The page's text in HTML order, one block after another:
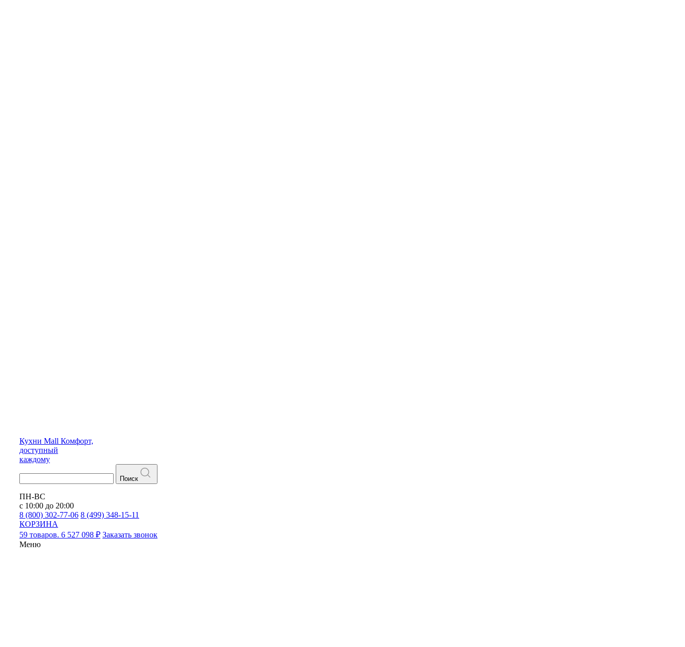
Кухни Mall Комфорт,
доступный
каждому
Поиск
ПН-ВС
с 10:00 до 20:00
8 (800) 302-77-06 8 (499) 348-15-11
КОРЗИНА
59 товаров. 6 527 098 ₽ Заказать звонок
Меню